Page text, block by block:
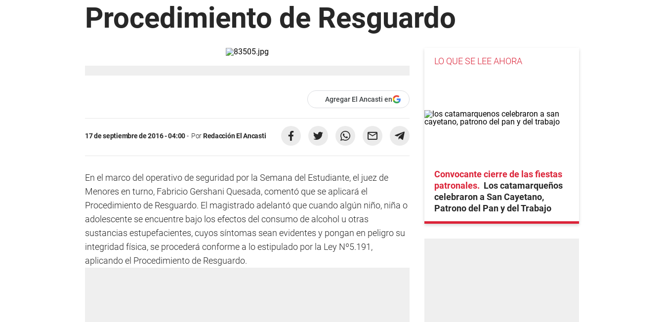
Procedimiento de Resguardo
Agregar El Ancasti en
17 de septiembre de 2016 - 04:00 PorRedacción El Ancasti
En el marco del operativo de seguridad por la Semana del Estudiante, el juez de
Menores en turno, Fabricio Gershani Quesada, comentó que se aplicará el
Procedimiento de Resguardo. El magistrado adelantó que cuando algún niño, niña o
adolescente se encuentre bajo los efectos del consumo de alcohol u otras
sustancias estupefacientes, cuyos síntomas sean evidentes y pongan en peligro su
integridad física, se procederá conforme a lo estipulado por la Ley Nº5.191,
aplicando el Procedimiento de Resguardo.
LO QUE SE LEE AHORA
Convocante cierre de las fiestas
patronales
Los catamarqueños
celebraron a San Cayetano,
Patrono del Pan y del Trabajo